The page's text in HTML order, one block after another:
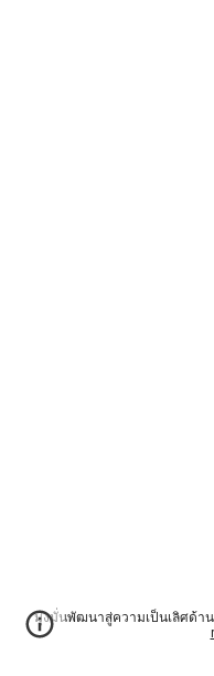
มุ่งมั่นพัฒนาสู่ความเป็นเลิศด้า